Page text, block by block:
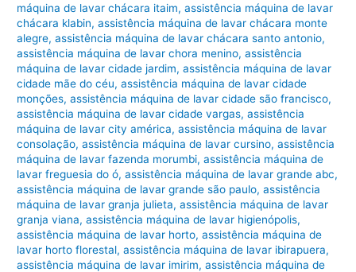
máquina de lavar chácara itaim,assistência máquina de lavar
chácara klabin,assistência máquina de lavar chácara monte
alegre,assistência máquina de lavar chácara santo antonio,
assistência máquina de lavar chora menino,assistência
máquina de lavar cidade jardim,assistência máquina de lavar
cidade mãe do céu,assistência máquina de lavar cidade
monções,assistência máquina de lavar cidade são francisco,
assistência máquina de lavar cidade vargas,assistência
máquina de lavar city américa,assistência máquina de lavar
consolação,assistência máquina de lavar cursino,assistência
máquina de lavar fazenda morumbi,assistência máquina de
lavar freguesia do ó,assistência máquina de lavar grande abc,
assistência máquina de lavar grande são paulo,assistência
máquina de lavar granja julieta,assistência máquina de lavar
granja viana,assistência máquina de lavar higienópolis,
assistência máquina de lavar horto,assistência máquina de
lavar horto florestal,assistência máquina de lavar ibirapuera,
assistência máquina de lavar imirim,assistência máquina de